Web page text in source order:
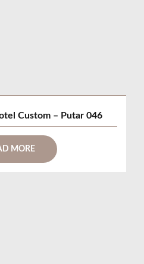
Custom – Putar 046
MORE